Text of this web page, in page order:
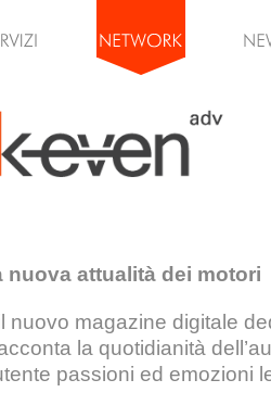
nuova attualità dei motori
nuovo magazine digitale
la quotidianità
passioni ed emozioni